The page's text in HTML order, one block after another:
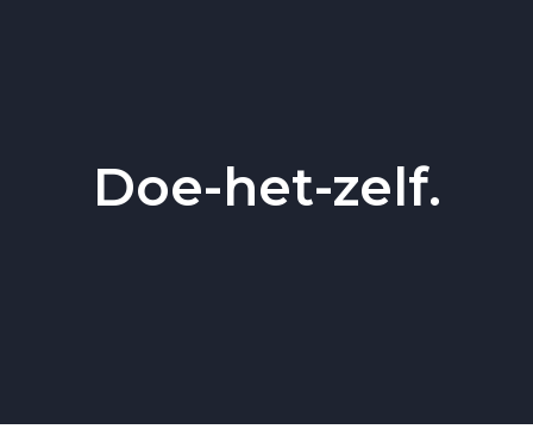
Doe-het-zelf.